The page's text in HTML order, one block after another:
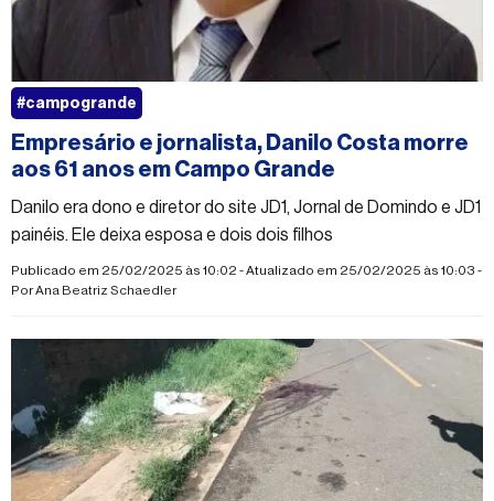
Empresário e jornalista, Danilo Costa morre
aos 61 anos em Campo Grande
Danilo era dono e diretor do site JD1, Jornal de Domindo e JD1
painéis. Ele deixa esposa e dois dois filhos
Publicado em 25/02/2025 às 10:02 - Atualizado em 25/02/2025 às 10:03 -
PorAna Beatriz Schaedler
#campogrande